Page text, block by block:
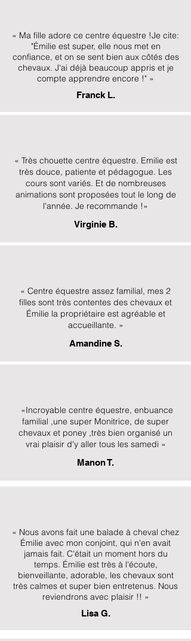
« Ma fille adore ce centre équestre !Je cite:
"Émilie est super, elle nous met en
confiance, et on se sent bien aux côtés des
chevaux. J'ai déjà beaucoup appris et je
compte apprendre encore !" »
Franck L.
« Très chouette centre équestre. Emilie est
très douce, patiente et pédagogue. Les
cours sont variés. Et de nombreuses
animations sont proposées tout le long de
l'année. Je recommande !»
Virginie B.
« Centre équestre assez familial, mes 2
filles sont très contentes des chevaux et
Émilie la propriétaire est agréable et
accueillante. »
Amandine S.
«Incroyable centre équestre, enbuance
familial ,une super Monitrice, de super
chevaux et poney ,très bien organisé un
vrai plaisir d'y aller tous les samedi »
Manon T.
« Nous avons fait une balade à cheval chez
Émilie avec mon conjoint, qui n'en avait
jamais fait. C'était un moment hors du
temps. Émilie est très à l'écoute,
bienveillante, adorable, les chevaux sont
très calmes et super bien entretenus. Nous
reviendrons avec plaisir !! »
Lisa G.